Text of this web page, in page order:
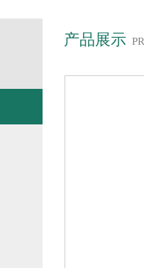
产品展示